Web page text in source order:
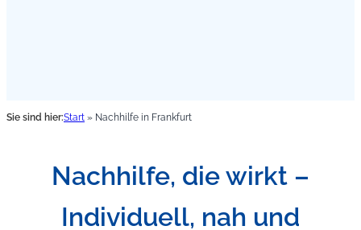
Sie sind hier:Start » Nachhilfe in Frankfurt
Nachhilfe, die wirkt –
Individuell, nah und